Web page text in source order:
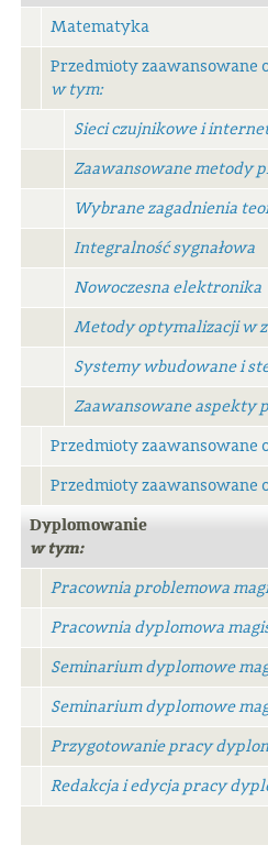
Matematyka
Przedmioty zaawansowane
w tym:
Sieci czujnikowe i
Zaawansowane metody
Wybrane zagadnienia
Integralność sygnałowa
Nowoczesna elektronika
Metody optymalizacji w
Systemy wbudowane i
Zaawansowane aspekty
Przedmioty zaawansowane
Przedmioty zaawansowane
Dyplomowanie
w tym:
Pracownia problemowa
Pracownia dyplomowa
Seminarium dyplomowe
Seminarium dyplomowe
Przygotowanie pracy
Redakcja i edycja pracy